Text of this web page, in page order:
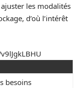
les modalités
d’où l’intérêt
besoins